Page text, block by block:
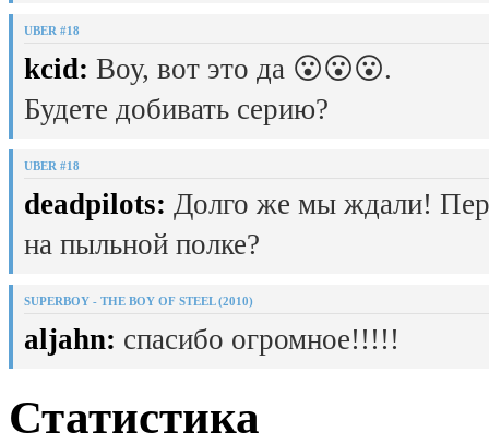
UBER #18
kcid: Воу, вот это да 😮😮😮.
Будете добивать серию?
UBER #18
deadpilots: Долго же мы ждали!
на пыльной полке?
SUPERBOY - THE BOY OF STEEL (2010)
aljahn: спасибо огромное!!!!!
Статистика